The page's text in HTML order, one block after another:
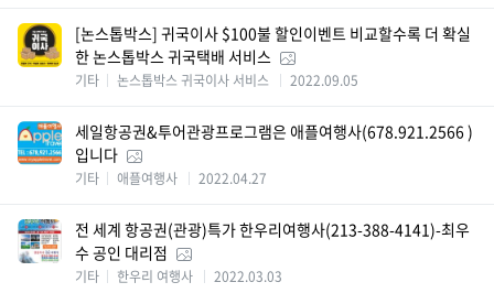
[논스톱박스] 귀국이사 $100불 할인이벤트 비교할수록 더 확실
한 논스톱박스 귀국택배 서비스
기타 논스톱박스 귀국이사 서비스 2022.09.05
세일항공권&투어관광프로그램은 애플여행사(678.921.2566 )
입니다
기타 애플여행사 2022.04.27
전 세계 항공권(관광)특가 한우리여행사(213-388-4141)-최우
수 공인 대리점
기타 한우리 여행사 2022.03.03